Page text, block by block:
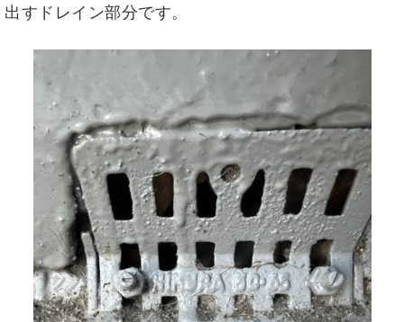
出すドレイン部分です。